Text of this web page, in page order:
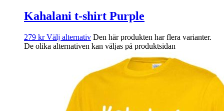
Kahalani t-shirt Purple
279 kr Välj alternativ Den här produkten har flera varianter.
De olika alternativen kan väljas på produktsidan